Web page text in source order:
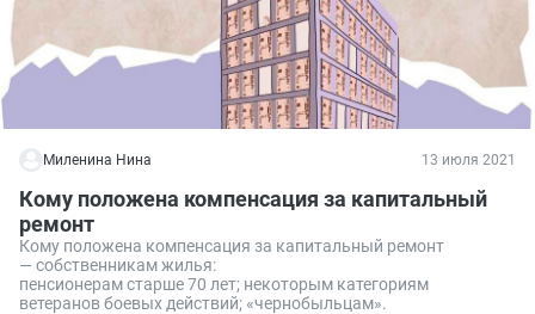
Миленина Нина 13 июля 2021
Кому положена компенсация за капитальный
ремонт
Кому положена компенсация за капитальный ремонт
— собственникам жилья:
пенсионерам старше 70 лет; некоторым категориям
ветеранов боевых действий; «чернобыльцам».